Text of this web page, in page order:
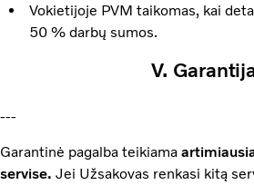
Vokietijoje PVM taikomas, kai
50 % darbų sumos.
V.
---
Garantinė pagalba teikiama
servise. Jei Užsakovas renkasi kitą